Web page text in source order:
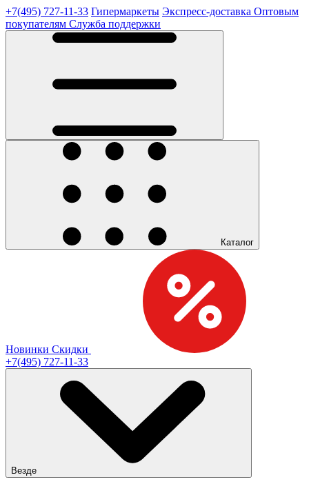
+7(495) 727-11-33 Гипермаркеты Экспресс-доставка Оптовым
покупателям Служба поддержки
Каталог
Новинки Скидки
+7(495) 727-11-33
Везде